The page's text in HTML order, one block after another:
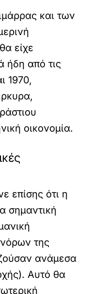
και των
είχε
ήδη από τις
1970,
οικονομία.
επίσης ότι η
σημαντική
της
ανάμεσα
Αυτό θα